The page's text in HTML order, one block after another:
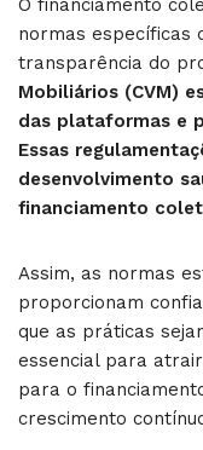
O financiamento
normas específicas
transparência do
Mobiliários (CVM)
das plataformas e
Essas
desenvolvimento
financiamento
Assim, as normas
proporcionam
que as práticas
essencial para
para o
crescimento